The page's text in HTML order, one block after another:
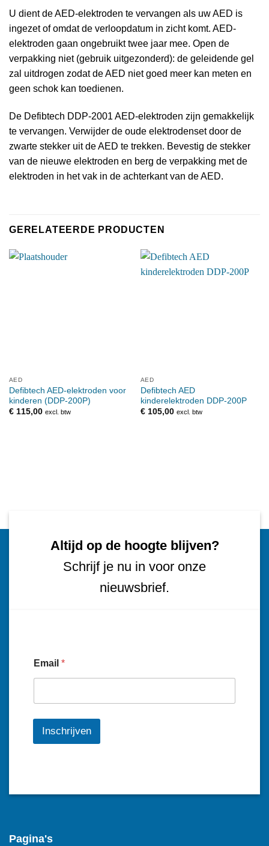
U dient de AED-elektroden te vervangen als uw AED is
ingezet of omdat de verloopdatum in zicht komt. AED-
elektroden gaan ongebruikt twee jaar mee. Open de
verpakking niet (gebruik uitgezonderd): de geleidende gel
zal uitdrogen zodat de AED niet goed meer kan meten en
geen schok kan toedienen.
De Defibtech DDP-2001 AED-elektroden zijn gemakkelijk
te vervangen. Verwijder de oude elektrodenset door de
zwarte stekker uit de AED te trekken. Bevestig de stekker
van de nieuwe elektroden en berg de verpakking met de
elektroden in het vak in de achterkant van de AED.
GERELATEERDE PRODUCTEN
AED
Defibtech AED-elektroden voor
kinderen (DDP-200P)
€115,00 excl. btw
AED
Defibtech AED
kinderelektroden DDP-200P
€105,00 excl. btw
Altijd op de hoogte blijven?
Schrijf je nu in voor onze
nieuwsbrief.
Email *
Inschrijven
Pagina's